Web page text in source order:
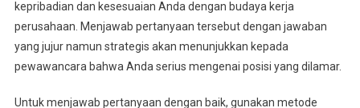
kepribadian dan kesesuaian Anda dengan budaya kerja
perusahaan. Menjawab pertanyaan tersebut dengan jawaban
yang jujur namun strategis akan menunjukkan kepada
pewawancara bahwa Anda serius mengenai posisi yang dilamar.
Untuk menjawab pertanyaan dengan baik, gunakan metode